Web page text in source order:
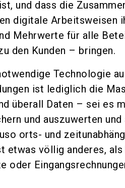
und dass die
digitale Arbeitsweisen
Mehrwerte für alle
den Kunden – bringen.
Technologie
ist lediglich die
überall Daten – sei es
und auszuwerten
orts- und
etwas völlig anderes,
oder